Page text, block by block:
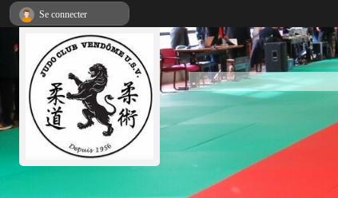
Se connecter
Panneau de gestion des cookies